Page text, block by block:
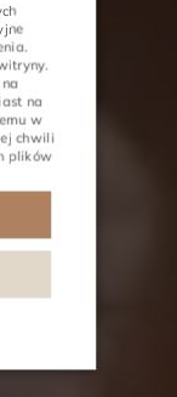
na
w
chwili
plików